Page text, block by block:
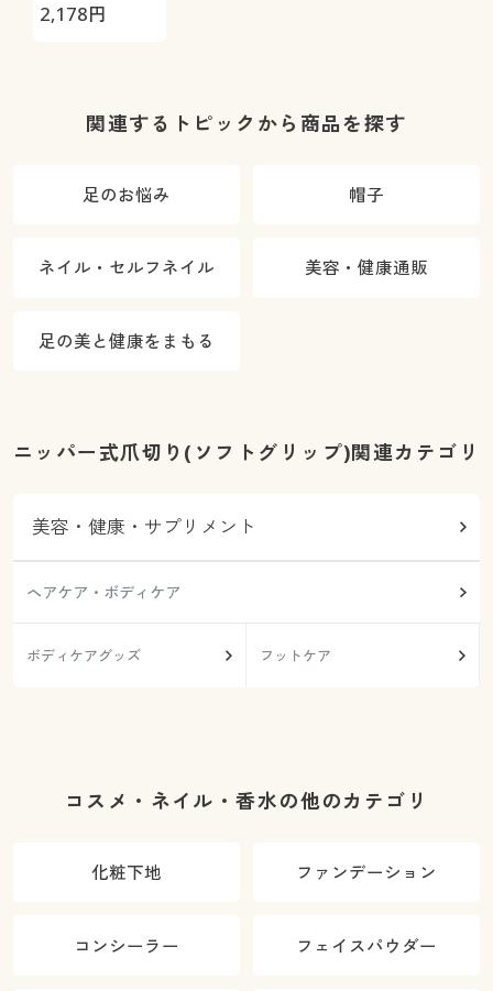
2,178円
関連するトピックから商品を探す
足のお悩み 帽子
ネイル・セルフネイル 美容・健康通販
足の美と健康をまもる
ニッパー式爪切り(ソフトグリップ)関連カテゴリ
美容・健康・サプリメント
ヘアケア・ボディケア
ボディケアグッズ フットケア
コスメ・ネイル・香水の他のカテゴリ
化粧下地 ファンデーション
コンシーラー フェイスパウダー